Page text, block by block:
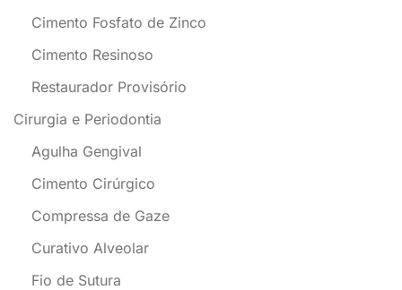
Cimento Fosfato de Zinco
Cimento Resinoso
Restaurador Provisório
Cirurgia e Periodontia
Agulha Gengival
Cimento Cirúrgico
Compressa de Gaze
Curativo Alveolar
Fio de Sutura